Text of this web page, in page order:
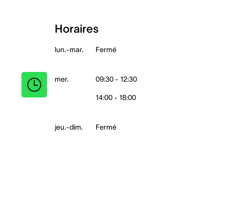
Horaires
lun.-mar. Fermé
mer. 09:30 - 12:30
14:00 - 18:00
jeu.-dim. Fermé